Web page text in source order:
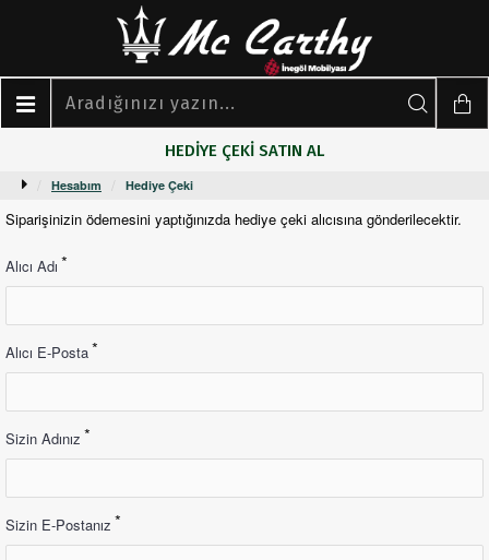
Hesabım Hediye Çeki
HEDIYE ÇEKI SATIN AL
Siparişinizin ödemesini yaptığınızda hediye çeki alıcısına gönderilecektir.
Alıcı Adı
Alıcı E-Posta
Sizin Adınız
Sizin E-Postanız